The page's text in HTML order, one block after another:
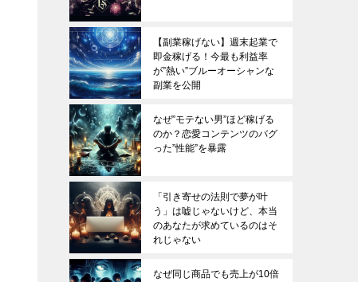
【副業稼げない】週末起業で
即金稼げる！今最も利益率
が”熱い”ブルーオーシャンな
副業を公開
なぜ”モテない男”ほど稼げる
のか？恋愛コンテンツのバグ
った”性能”を暴露
「引き寄せの法則で夢が叶
う」は嘘じゃないけど、本当
のあなたが求めているのはそ
れじゃない
なぜ同じ商品でも売上が10倍